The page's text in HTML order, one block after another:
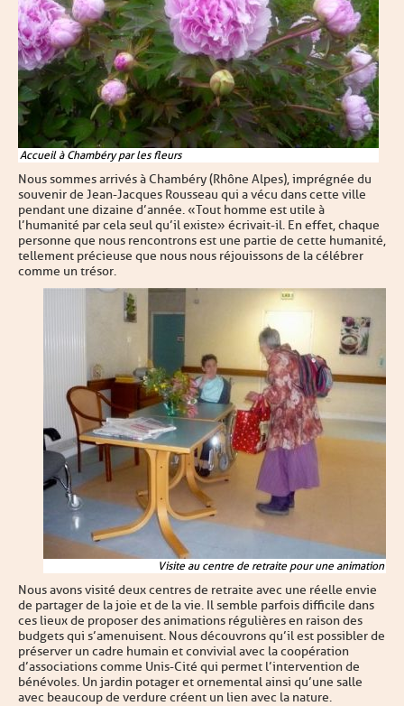
Accueil à Chambéry par les fleurs
Nous sommes arrivés à Chambéry (Rhône Alpes), imprégnée du
souvenir de Jean-Jacques Rousseau qui a vécu dans cette ville
pendant une dizaine d’année. « Tout homme est utile à
l’humanité par cela seul qu’il existe » écrivait-il. En effet, chaque
personne que nous rencontrons est une partie de cette humanité,
tellement précieuse que nous nous réjouissons de la célébrer
comme un trésor.
Visite au centre de retraite pour une animation
Nous avons visité deux centres de retraite avec une réelle envie
de partager de la joie et de la vie. Il semble parfois difficile dans
ces lieux de proposer des animations régulières en raison des
budgets qui s’amenuisent. Nous découvrons qu’il est possibler de
préserver un cadre humain et convivial avec la coopération
d’associations comme Unis-Cité qui permet l’intervention de
bénévoles. Un jardin potager et ornemental ainsi qu’une salle
avec beaucoup de verdure créent un lien avec la nature.